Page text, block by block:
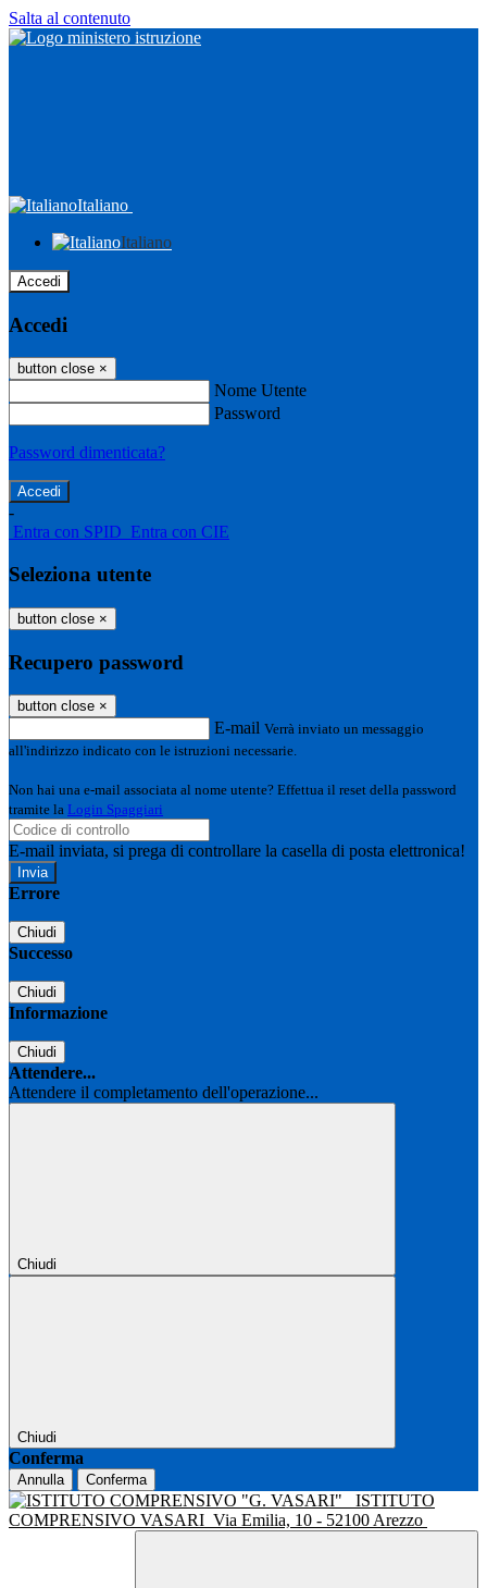
Salta al contenuto
Italiano
Italiano
Accedi
Accedi
button close ×
Nome Utente
Password
Password dimenticata?
-
Entra con SPID Entra con CIE
Seleziona utente
button close ×
Recupero password
button close ×
E-mail Verrà inviato un messaggio
all'indirizzo indicato con le istruzioni necessarie.
Non hai una e-mail associata al nome utente? Effettua il reset della password
tramite la Login Spaggiari
E-mail inviata, si prega di controllare la casella di posta elettronica!
Errore
Chiudi
Successo
Chiudi
Informazione
Chiudi
Attendere...
Attendere il completamento dell'operazione...
Chiudi
Chiudi
Conferma
Annulla Conferma
ISTITUTO
COMPRENSIVO VASARI Via Emilia, 10 - 52100 Arezzo